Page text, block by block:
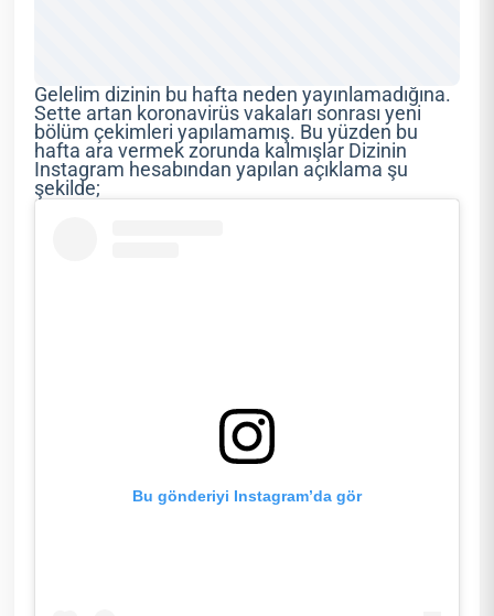
Gelelim dizinin bu hafta neden yayınlamadığına.
Sette artan koronavirüs vakaları sonrası yeni
bölüm çekimleri yapılamamış. Bu yüzden bu
hafta ara vermek zorunda kalmışlar Dizinin
Instagram hesabından yapılan açıklama şu
şekilde;
Bu gönderiyi Instagram’da gör